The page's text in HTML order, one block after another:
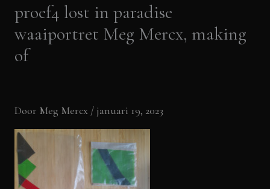
proef4 lost in paradise
waaiportret Meg Mercx, making
of
Door Meg Mercx / januari 19, 2023